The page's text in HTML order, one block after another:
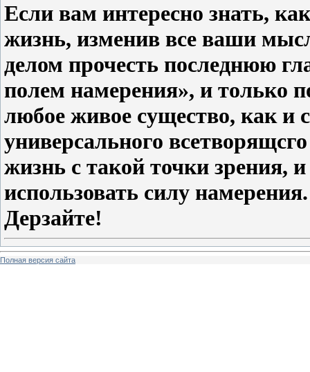
Если вам интересно знать,
жизнь, изменив все ваши
делом прочесть последнюю
полем намерения», и только
любое живое существо, как и
универсального
жизнь с такой точки зрения,
использовать силу
Дерзайте!
Полная версия сайта